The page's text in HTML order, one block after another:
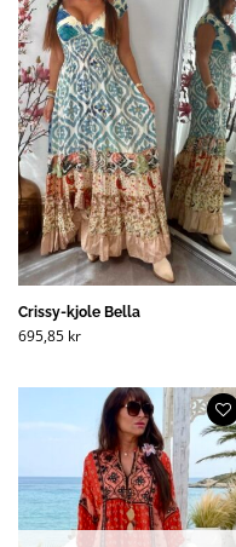
Crissy-kjole Bella
695,85 kr